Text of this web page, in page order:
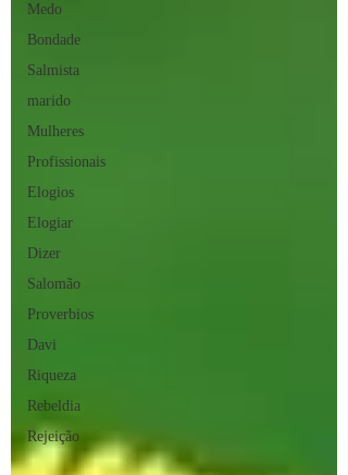
Medo
Bondade
Salmista
marido
Mulheres
Profissionais
Elogios
Elogiar
Dizer
Salomão
Proverbios
Davi
Riqueza
Rebeldia
Rejeição